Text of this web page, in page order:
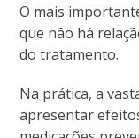
O mais
que não há
do tratamento.
Na prática, a
apresentar